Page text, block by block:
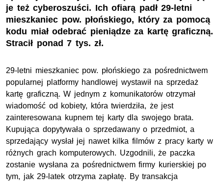
je też cyberoszuści. Ich ofiarą padł 29-letni
mieszkaniec pow. płońskiego, który za pomocą
kodu miał odebrać pieniądze za kartę graficzną.
Stracił ponad 7 tys. zł.
29-letni mieszkaniec pow. płońskiego za pośrednictwem
popularnej platformy handlowej wystawił na sprzedaż
kartę graficzną. W jednym z komunikatorów otrzymał
wiadomość od kobiety, która twierdziła, że jest
zainteresowana kupnem tej karty dla swojego brata.
Kupująca dopytywała o sprzedawany o przedmiot, a
sprzedający wysłał jej nawet kilka filmów z pracy karty w
różnych grach komputerowych. Uzgodnili, że paczka
zostanie wysłana za pośrednictwem firmy kurierskiej po
tym, jak 29-latek otrzyma zapłatę. By transakcja